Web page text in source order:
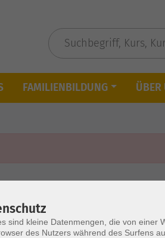
FAMILIENBILDUNG ÜBER
sind kleine Datenmengen, die von einer
des Nutzers während des Surfens